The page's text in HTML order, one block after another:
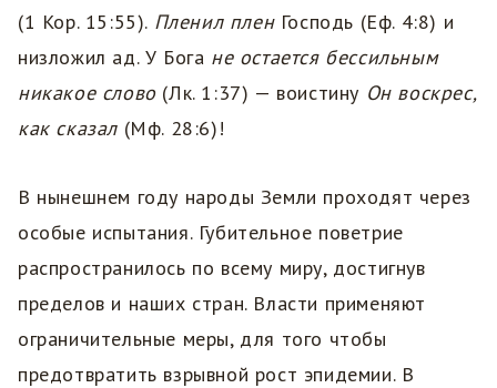
(1 Кор. 15:55). Пленил пленГосподь (Еф. 4:8) и
низложил ад. У Бога не остается бессильным
никакое слово (Лк. 1:37) — воистину Он воскрес,
как сказал (Мф. 28:6)!
В нынешнем году народы Земли проходят через
особые испытания. Губительное поветрие
распространилось по всему миру, достигнув
пределов и наших стран. Власти применяют
ограничительные меры, для того чтобы
предотвратить взрывной рост эпидемии. В